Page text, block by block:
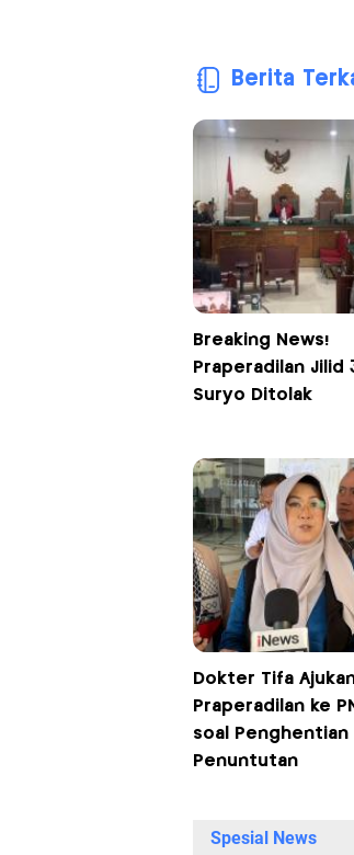
Berita
Breaking News!
Praperadilan Jilid
Suryo Ditolak
Dokter Tifa
Praperadilan ke
soal Penghentian
Penuntutan